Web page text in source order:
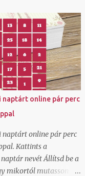
oldalra, ami
és egészen
feladáshoz.
és örömmel
egy
kell cimkét
futár magával hozza
Ez tetszett!
mygls felületem is,
tudok
itt vannak feláras
A-ból B-be felvegyék a
és ehhez ők viszik
naptárt online pár perc
naptárt online pár perc
Kattints a
nevét Állítsd be a
mikortól mutasson